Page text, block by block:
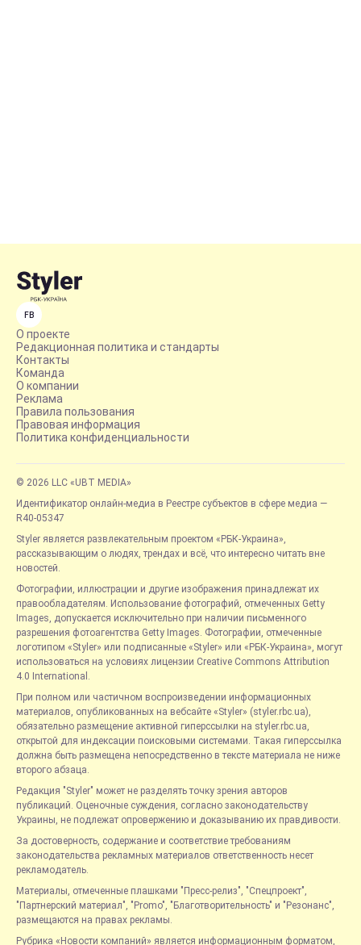
FB
О проекте
Редакционная политика и стандарты
Контакты
Команда
О компании
Реклама
Правила пользования
Правовая информация
Политика конфиденциальности
© 2026 LLC «UBT MEDIA»
Идентификатор онлайн-медиа в Реестре субъектов в сфере медиа —
R40-05347
Styler является развлекательным проектом «РБК-Украина»,
рассказывающим о людях, трендах и всё, что интересно читать вне
новостей.
Фотографии, иллюстрации и другие изображения принадлежат их
правообладателям. Использование фотографий, отмеченных Getty
Images, допускается исключительно при наличии письменного
разрешения фотоагентства Getty Images. Фотографии, отмеченные
логотипом «Styler» или подписанные «Styler» или «РБК-Украина», могут
использоваться на условиях лицензии Creative Commons Attribution
4.0 International.
При полном или частичном воспроизведении информационных
материалов, опубликованных на вебсайте «Styler» (styler.rbc.ua),
обязательно размещение активной гиперссылки на styler.rbc.ua,
открытой для индексации поисковыми системами. Такая гиперссылка
должна быть размещена непосредственно в тексте материала не ниже
второго абзаца.
Редакция "Styler" может не разделять точку зрения авторов
публикаций. Оценочные суждения, согласно законодательству
Украины, не подлежат опровержению и доказыванию их правдивости.
За достоверность, содержание и соответствие требованиям
законодательства рекламных материалов ответственность несет
рекламодатель.
Материалы, отмеченные плашками "Пресс-релиз", "Спецпроект",
"Партнерский материал", "Promo", "Благотворительность" и "Резонанс",
размещаются на правах рекламы.
Рубрика «Новости компаний» является информационным форматом,